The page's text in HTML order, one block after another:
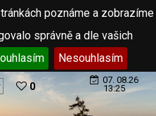
poznáme a zobrazíme
správně a dle vašich
Nesouhlasím
0
07. 08.26
13:25